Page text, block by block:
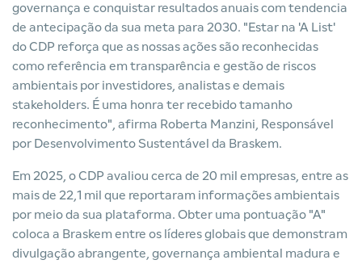
governança e conquistar resultados anuais com tendencia
de antecipação da sua meta para 2030. "Estar na 'A List'
do CDP reforça que as nossas ações são reconhecidas
como referência em transparência e gestão de riscos
ambientais por investidores, analistas e demais
stakeholders. É uma honra ter recebido tamanho
reconhecimento", afirma Roberta Manzini, Responsável
por Desenvolvimento Sustentável da Braskem.
Em 2025, o CDP avaliou cerca de 20 mil empresas, entre as
mais de 22,1 mil que reportaram informações ambientais
por meio da sua plataforma. Obter uma pontuação "A"
coloca a Braskem entre os líderes globais que demonstram
divulgação abrangente, governança ambiental madura e